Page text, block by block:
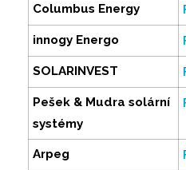
Columbus Energy
innogy Energo
SOLARINVEST
Pešek & Mudra solární
systémy
Arpeg